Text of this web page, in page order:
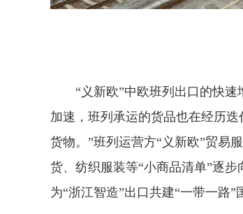
“义新欧”中欧班列出口的快速
加速，班列承运的货品也在经历
货物。”班列运营方“义新欧”贸易
货、纺织服装等“小商品清单”逐
为“浙江智造”出口共建“一带一路”